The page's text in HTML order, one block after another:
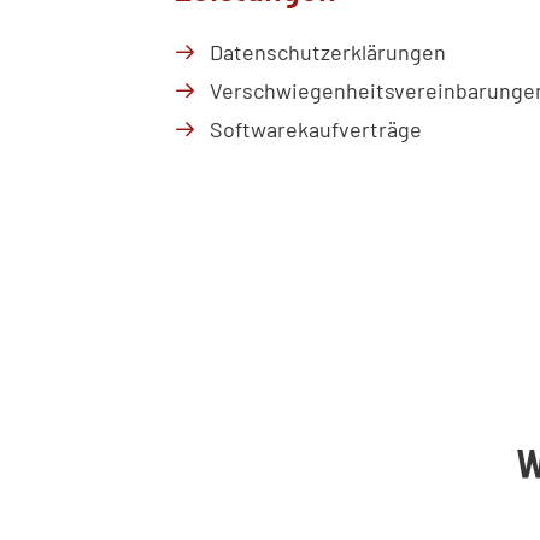
Datenschutzerklärungen
Softwarekaufverträge